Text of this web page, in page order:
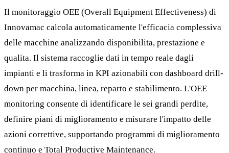
Il monitoraggio OEE (Overall Equipment Effectiveness) di
Innovamac calcola automaticamente l'efficacia complessiva
delle macchine analizzando disponibilita, prestazione e
qualita. Il sistema raccoglie dati in tempo reale dagli
impianti e li trasforma in KPI azionabili con dashboard drill-
down per macchina, linea, reparto e stabilimento. L'OEE
monitoring consente di identificare le sei grandi perdite,
definire piani di miglioramento e misurare l'impatto delle
azioni correttive, supportando programmi di miglioramento
continuo e Total Productive Maintenance.